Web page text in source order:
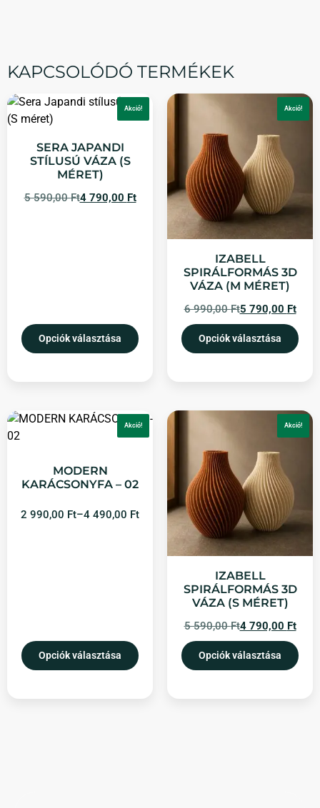
KAPCSOLÓDÓ TERMÉKEK
Akció!
SERA JAPANDI
STÍLUSÚ VÁZA (S
MÉRET)
5 590,00Ft4 790,00 Ft
Opciók választása
Akció!
IZABELL
SPIRÁLFORMÁS 3D
VÁZA (M MÉRET)
6 990,00Ft5 790,00 Ft
Opciók választása
Akció!
MODERN
KARÁCSONYFA – 02
2 990,00 Ft–4 490,00 Ft
Opciók választása
Akció!
IZABELL
SPIRÁLFORMÁS 3D
VÁZA (S MÉRET)
5 590,00Ft4 790,00 Ft
Opciók választása